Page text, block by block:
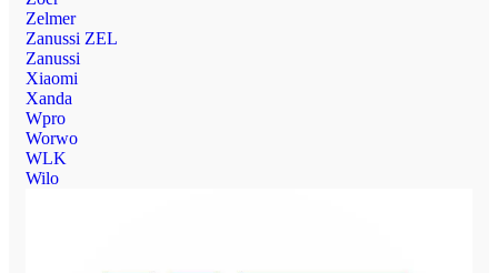
Zelmer
Zanussi ZEL
Zanussi
Xiaomi
Xanda
Wpro
Worwo
WLK
Wilo